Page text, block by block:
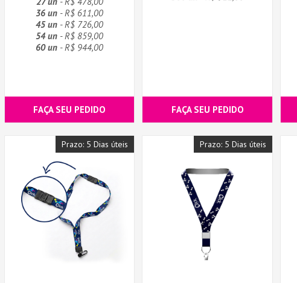
36 un - R$ 611,00
45 un - R$ 726,00
54 un - R$ 859,00
60 un - R$ 944,00
FAÇA SEU PEDIDO FAÇA SEU PEDIDO
Prazo: 5 Dias úteis Prazo: 5 Dias úteis